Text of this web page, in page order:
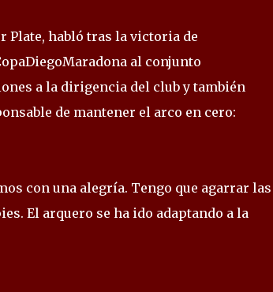
Plate, habló tras la victoria de
al conjunto
a la dirigencia del club y también
de mantener el arco en cero:
con una alegría. Tengo que agarrar las
El arquero se ha ido adaptando a la